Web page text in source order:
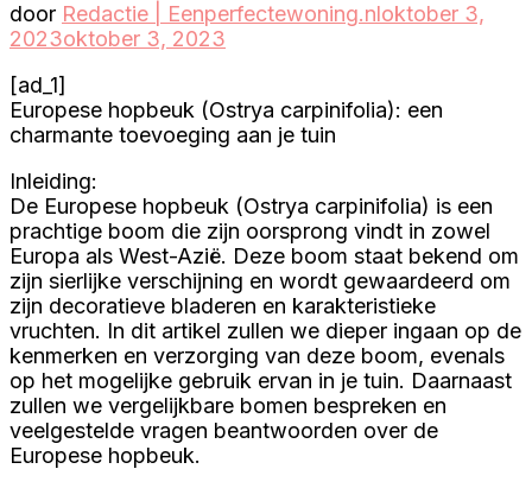
door Redactie | Eenperfectewoning.nloktober 3,
2023oktober 3, 2023
[ad_1]
Europese hopbeuk (Ostrya carpinifolia): een
charmante toevoeging aan je tuin
Inleiding:
De Europese hopbeuk (Ostrya carpinifolia) is een
prachtige boom die zijn oorsprong vindt in zowel
Europa als West-Azië. Deze boom staat bekend om
zijn sierlijke verschijning en wordt gewaardeerd om
zijn decoratieve bladeren en karakteristieke
vruchten. In dit artikel zullen we dieper ingaan op de
kenmerken en verzorging van deze boom, evenals
op het mogelijke gebruik ervan in je tuin. Daarnaast
zullen we vergelijkbare bomen bespreken en
veelgestelde vragen beantwoorden over de
Europese hopbeuk.